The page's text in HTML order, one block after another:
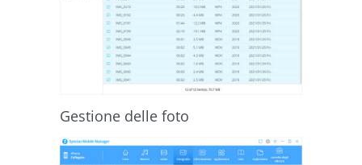
Gestione delle foto